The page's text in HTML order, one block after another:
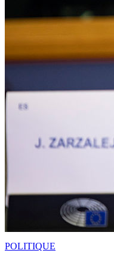
POLITIQUE